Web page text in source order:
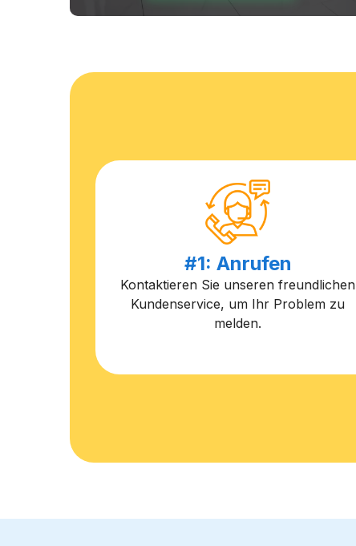
#1: Anrufen
Kontaktieren Sie unseren freundlichen
Kundenservice, um Ihr Problem zu
melden.